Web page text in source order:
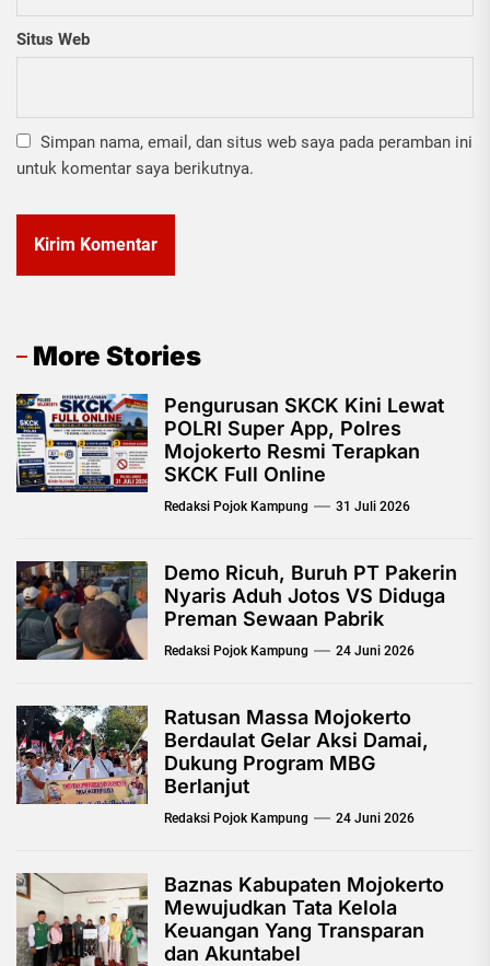
Situs Web
Simpan nama, email, dan situs web saya pada peramban ini
untuk komentar saya berikutnya.
More Stories
Pengurusan SKCK Kini Lewat
POLRI Super App, Polres
Mojokerto Resmi Terapkan
SKCK Full Online
Redaksi Pojok Kampung 31 Juli 2026
Demo Ricuh, Buruh PT Pakerin
Nyaris Aduh Jotos VS Diduga
Preman Sewaan Pabrik
Redaksi Pojok Kampung 24 Juni 2026
Ratusan Massa Mojokerto
Berdaulat Gelar Aksi Damai,
Dukung Program MBG
Berlanjut
Redaksi Pojok Kampung 24 Juni 2026
Baznas Kabupaten Mojokerto
Mewujudkan Tata Kelola
Keuangan Yang Transparan
dan Akuntabel